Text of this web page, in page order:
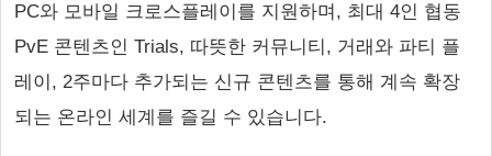
PC와 모바일 크로스플레이를 지원하며, 최대 4인 협동
PvE 콘텐츠인 Trials, 따뜻한 커뮤니티, 거래와 파티 플
레이, 2주마다 추가되는 신규 콘텐츠를 통해 계속 확장
되는 온라인 세계를 즐길 수 있습니다.